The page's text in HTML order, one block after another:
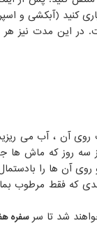
کنید (آبکشی و
در این مدت نیز
روز که ماش ها
و روی آن ها را
که فقط مرطوب
سفره